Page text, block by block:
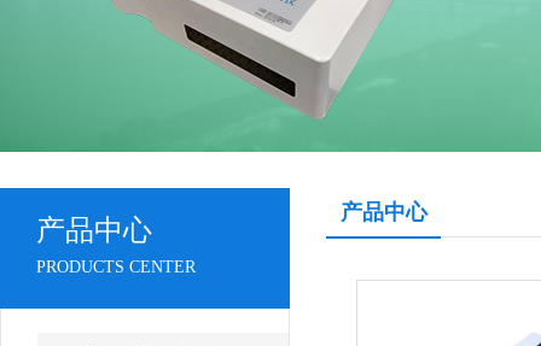
产品中心
PRODUCTS CENTER
产品中心